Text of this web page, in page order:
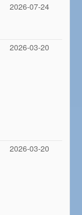
2026-07-24
2026-03-20
2026-03-20